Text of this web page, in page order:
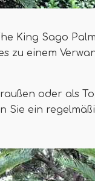
King Sago
zu einem
oder als
Sie ein